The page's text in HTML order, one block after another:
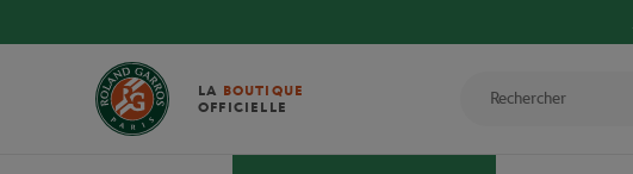
LA BOUTIQUE
OFFICIELLE